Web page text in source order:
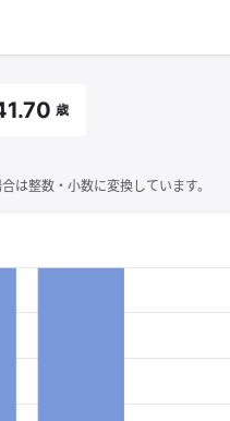
歳
は整数・小数に変換しています。